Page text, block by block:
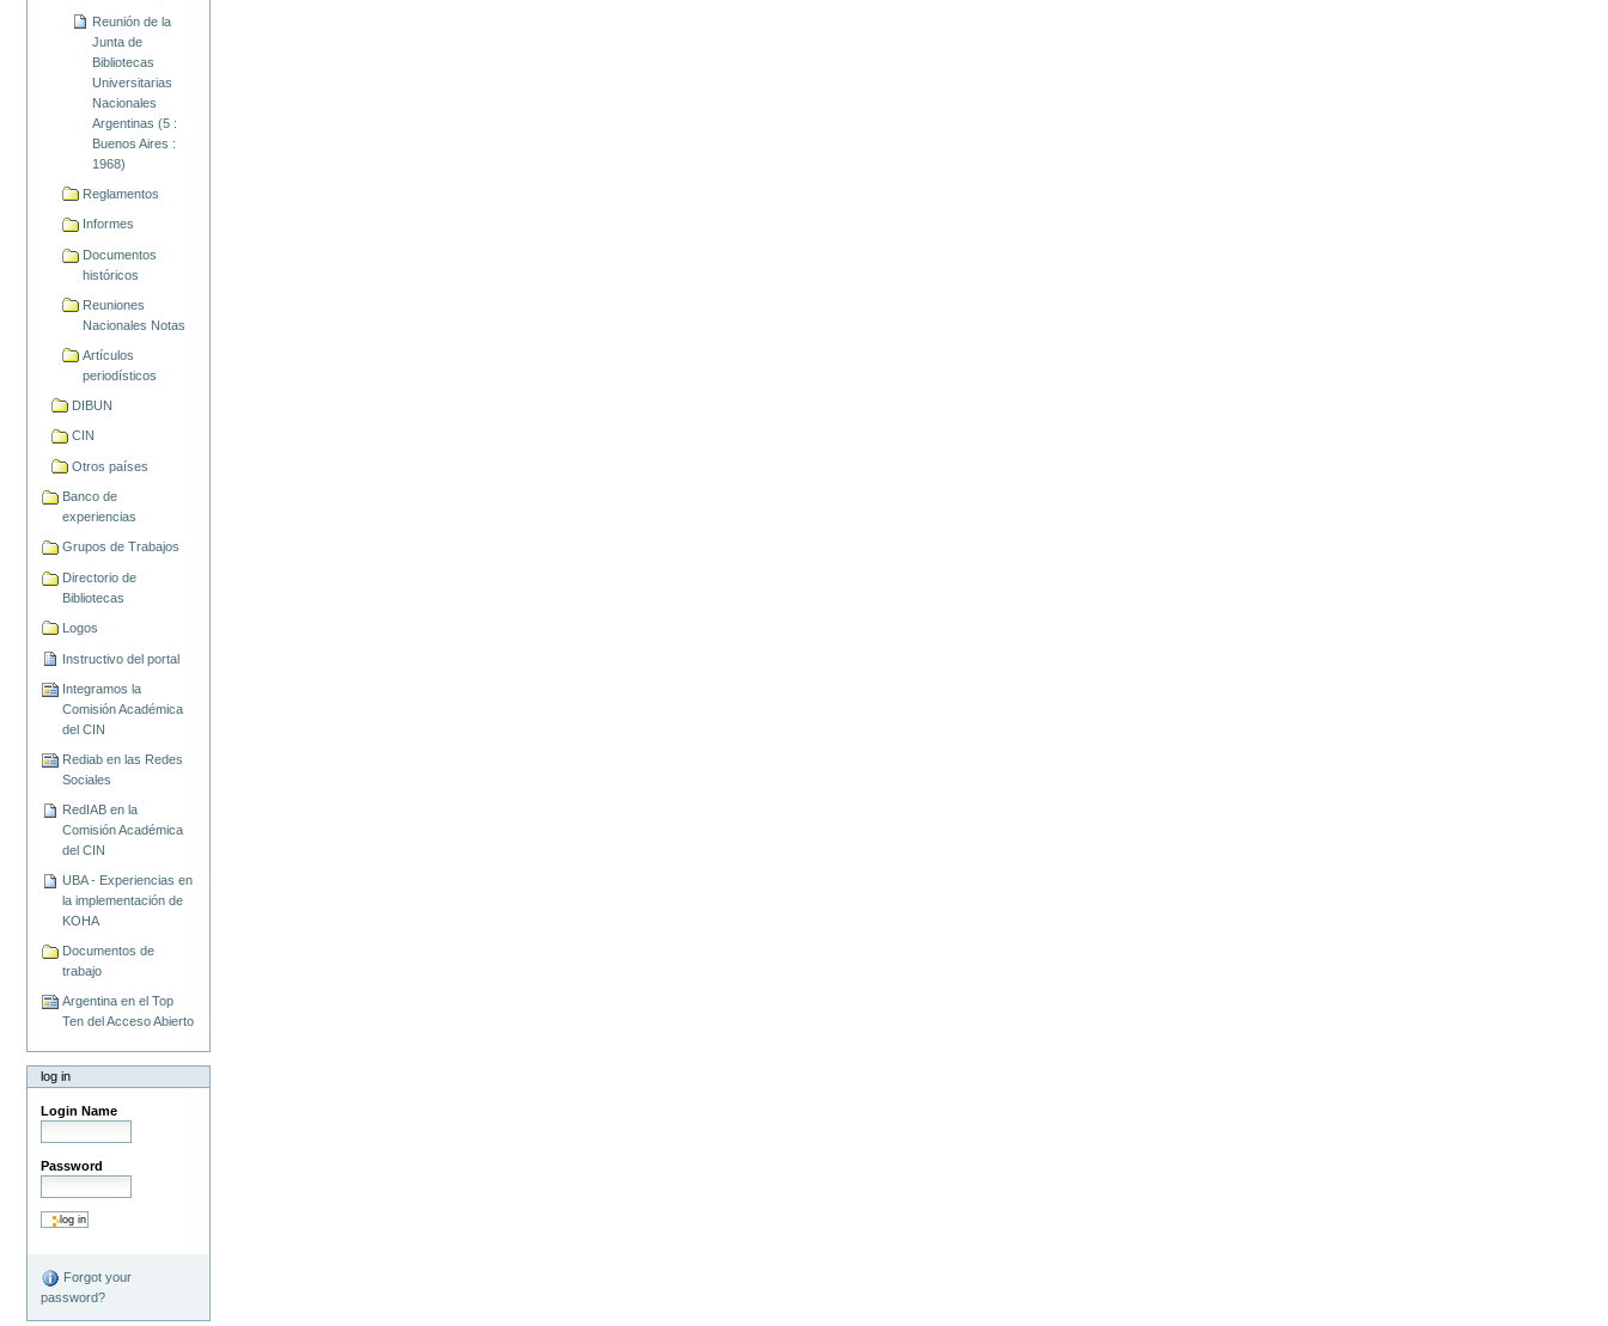
Reunión de la
Junta de
Bibliotecas
Universitarias
Nacionales
Argentinas (5 :
Buenos Aires :
1968)
Reglamentos
Informes
Documentos
históricos
Reuniones
Nacionales Notas
Artículos
periodísticos
DIBUN
CIN
Otros países
Banco de
experiencias
Grupos de Trabajos
Directorio de
Bibliotecas
Logos
Instructivo del portal
Integramos la
Comisión Académica
del CIN
Rediab en las Redes
Sociales
RedIAB en la
Comisión Académica
del CIN
UBA - Experiencias en
la implementación de
KOHA
Documentos de
trabajo
Argentina en el Top
Ten del Acceso Abierto
log in
Login Name
Password
Forgot your
password?